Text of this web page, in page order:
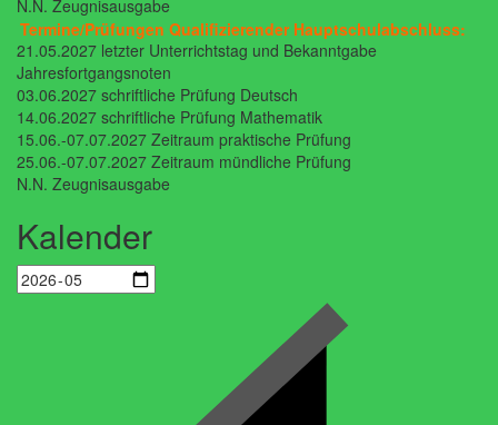
N.N. Zeugnisausgabe
Termine/Prüfungen Qualifizierender Hauptschulabschluss:
21.05.2027 letzter Unterrichtstag und Bekanntgabe
Jahresfortgangsnoten
03.06.2027 schriftliche Prüfung Deutsch
14.06.2027 schriftliche Prüfung Mathematik
15.06.-07.07.2027 Zeitraum praktische Prüfung
25.06.-07.07.2027 Zeitraum mündliche Prüfung
N.N. Zeugnisausgabe
Kalender